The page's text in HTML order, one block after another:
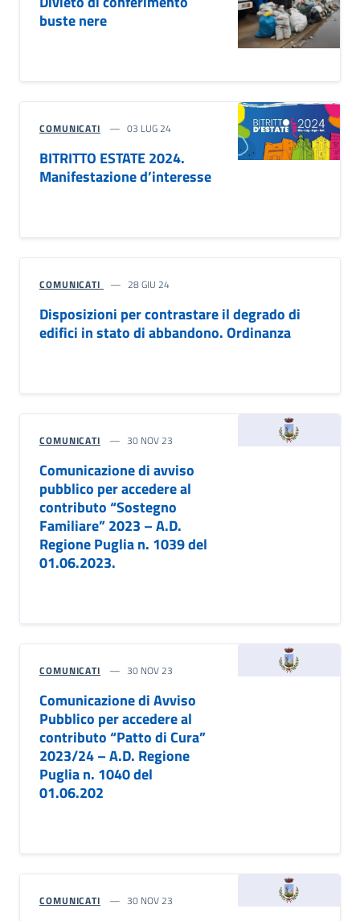
buste nere
COMUNICATI 03 LUG 24
BITRITTO ESTATE 2024.
Manifestazione d’interesse
COMUNICATI 28 GIU 24
Disposizioni per contrastare il degrado di
edifici in stato di abbandono. Ordinanza
COMUNICATI 30 NOV 23
Comunicazione di avviso
pubblico per accedere al
contributo “Sostegno
Familiare” 2023 – A.D.
Regione Puglia n. 1039 del
01.06.2023.
COMUNICATI 30 NOV 23
Comunicazione di Avviso
Pubblico per accedere al
contributo “Patto di Cura”
2023/24 – A.D. Regione
Puglia n. 1040 del
01.06.202
COMUNICATI 30 NOV 23